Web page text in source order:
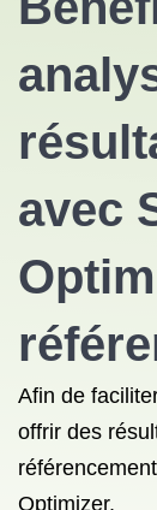
avec
Afin de
offrir des
référencement
Optimizer.